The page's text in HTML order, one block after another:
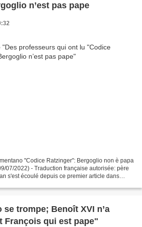
n’est pas pape
"Codice Ratzinger": Bergoglio non è papa
07/2022) - Traduction française autorisée: père
s'est écoulé depuis ce premier article dans
se trompe; Benoît XVI n’a
François qui est pape"